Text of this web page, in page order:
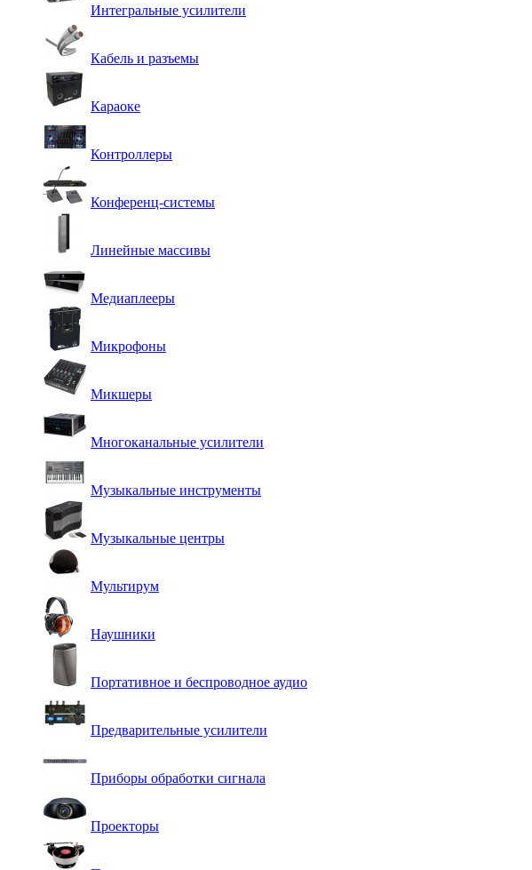
Интегральные усилители
Кабель и разъемы
Караоке
Контроллеры
Конференц-системы
Линейные массивы
Медиаплееры
Микрофоны
Микшеры
Многоканальные усилители
Музыкальные инструменты
Музыкальные центры
Мультирум
Наушники
Портативное и беспроводное аудио
Предварительные усилители
Приборы обработки сигнала
Проекторы